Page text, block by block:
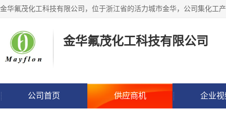
金华氟茂化工科技有限公司
公司首页 供应商机 企业视